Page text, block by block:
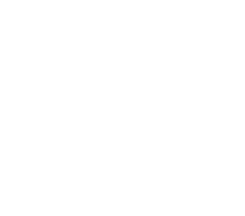
的電子書僅能以金石堂專屬